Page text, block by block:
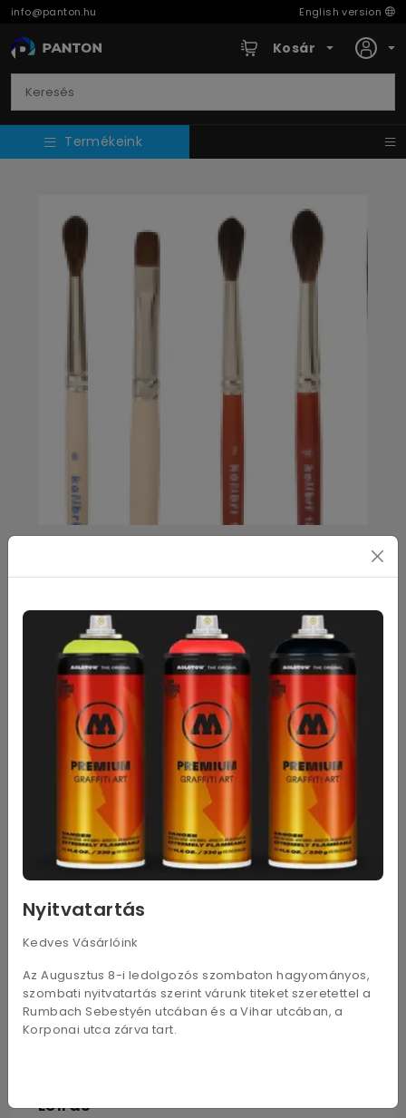
Nyitvatartás
Kedves Vásárlóink
Az Augusztus 8-i ledolgozós szombaton hagyományos,
szombati nyitvatartás szerint várunk titeket szeretettel a
Rumbach Sebestyén utcában és a Vihar utcában, a
Korponai utca zárva tart.
info@panton.hu English version
Kosár
Termékeink
370Ft- 1 350Ft
Nettó: 291Ft- 1 063Ft
Ft
Ft
(8) 8,5mm 630Ft
790Ft
(14) 14,5mm 1 100Ft
(16) 16,5mm 1 350Ft
Leírás